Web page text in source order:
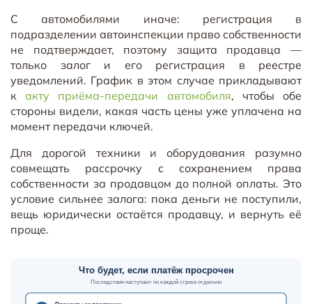
С автомобилями иначе: регистрация в
подразделении автоинспекции право собственности
не подтверждает, поэтому защита продавца —
только залог и его регистрация в реестре
уведомлений. График в этом случае прикладывают
к акту приёма-передачи автомобиля, чтобы обе
стороны видели, какая часть цены уже уплачена на
момент передачи ключей.
Для дорогой техники и оборудования разумно
совмещать рассрочку с сохранением права
собственности за продавцом до полной оплаты. Это
условие сильнее залога: пока деньги не поступили,
вещь юридически остаётся продавцу, и вернуть её
проще.
Что будет, если платёж просрочен
Последствия наступают по каждой строке отдельно